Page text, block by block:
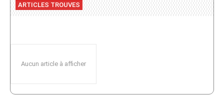
ARTICLES TROUVES
Aucun article à afficher